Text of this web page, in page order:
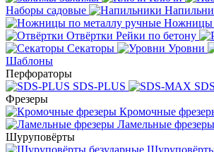
Наборы садовые
Ножницы
Отвёртки Рейки по бетону
Секаторы
Уровни
Шаблоны
Перфораторы
SDS-PLUS
Фрезеры
Кромочные
Ламельные фрезеры
Шуруповёрты